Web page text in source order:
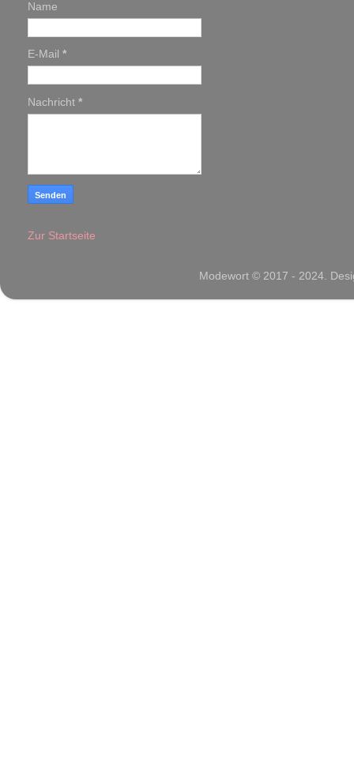
Name
E-Mail *
Nachricht *
Zur Startseite
Modewort © 2017 - 2024.